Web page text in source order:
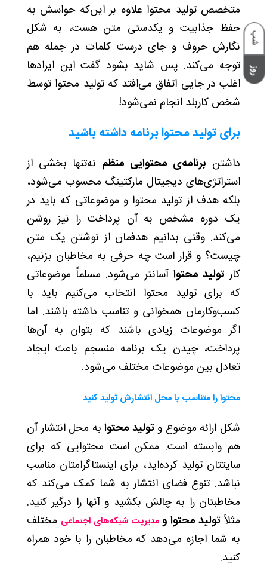
روز
شب
متخصص تولید محتوا علاوه بر این‌که حواسش به
حفظ جذابیت و یکدستی متن هست، به شکل
نگارش حروف و جای درست کلمات در جمله هم
توجه می‌کند. پس شاید بشود گفت این ایرادها
اغلب در جایی اتفاق می‌افتد که تولید محتوا توسط
شخص کاربلد انجام نمی‌شود!
برای تولید محتوا برنامه داشته باشید
داشتن برنامه‌ی محتوایی منظم نه‌تنها بخشی از
استراتژی‌های دیجیتال مارکتینگ محسوب می‌شود،
بلکه هدف از تولید محتوا و موضوعاتی که باید در
یک دوره‌ مشخص به آن پرداخت را نیز روشن
می‌کند. وقتی بدانیم هدفمان از نوشتن یک متن
چیست؟ و قرار است چه حرفی به مخاطبان بزنیم،
کار تولید محتوا آسانتر می‌شود. مسلماً موضوعاتی
که برای تولید محتوا انتخاب می‌کنیم باید با
کسب‌وکارمان همخوانی و تناسب داشته باشند. اما
اگر موضوعات زیادی باشند که بتوان به آن‌ها
پرداخت، چیدن یک برنامه‌ منسجم باعث ایجاد
تعادل بین موضوعات مختلف می‌شود.
محتوا را متناسب با محل انتشارش تولید کنید
شکل ارائه موضوع وتولید محتوابه محل انتشار آن
هم وابسته است. ممکن است محتوایی که برای
سایتتان تولید کرده‌اید، برای اینستاگرامتان مناسب
نباشد. تنوع فضای انتشار به شما کمک می‌کند که
مخاطبتان را به چالش بکشید و آنها را درگیر کنید.
مثلاً تولید محتوا و مدیریت شبکه‌های اجتماعی مختلف
به شما اجازه می‌دهد که مخاطبان را با خود همراه
کنید.